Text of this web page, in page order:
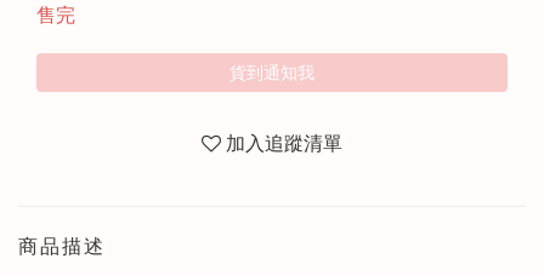
售完
貨到通知我
加入追蹤清單
商品描述